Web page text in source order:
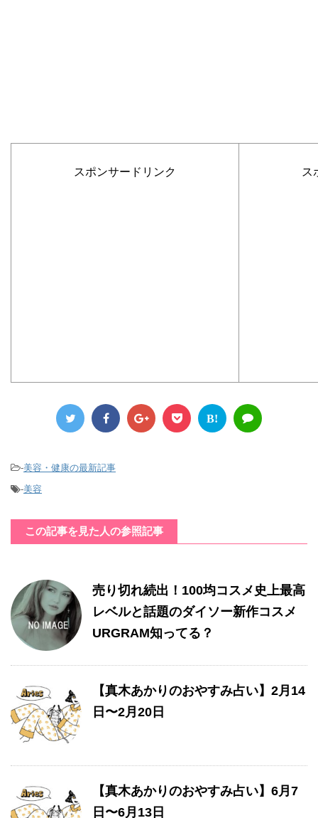
スポンサードリンク ス
B!
-美容・健康の最新記事
-美容
この記事を見た人の参照記事
売り切れ続出！100均コスメ史上最高
レベルと話題のダイソー新作コスメ
URGRAM知ってる？
【真木あかりのおやすみ占い】2月14
日〜2月20日
【真木あかりのおやすみ占い】6月7
日〜6月13日